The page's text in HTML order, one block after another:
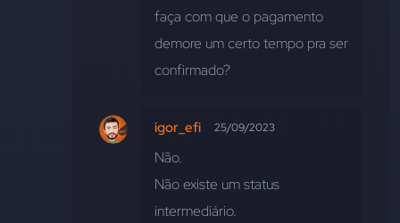
faça com que o pagamento
demore um certo tempo pra ser
confirmado?
igor_efi 25/09/2023
Não.
Não existe um status
intermediário.